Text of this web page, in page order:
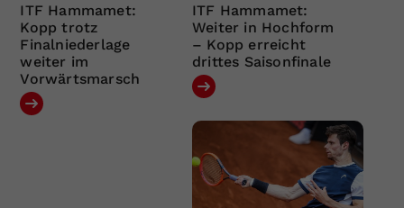
ITF Hammamet:
Kopp trotz
Finalniederlage
weiter im
Vorwärtsmarsch
ITF Hammamet:
Weiter in Hochform
– Kopp erreicht
drittes Saisonfinale